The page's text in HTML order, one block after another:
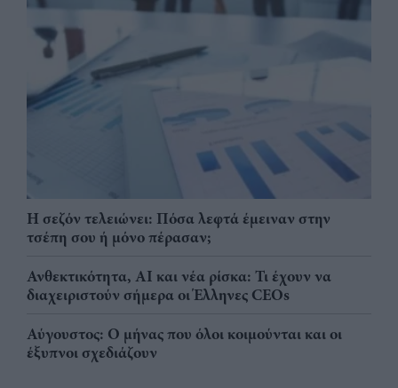
Η σεζόν τελειώνει: Πόσα λεφτά έμειναν στην
τσέπη σου ή μόνο πέρασαν;
Ανθεκτικότητα, AI και νέα ρίσκα: Τι έχουν να
διαχειριστούν σήμερα οι Έλληνες CEOs
Αύγουστος: Ο μήνας που όλοι κοιμούνται και οι
έξυπνοι σχεδιάζουν